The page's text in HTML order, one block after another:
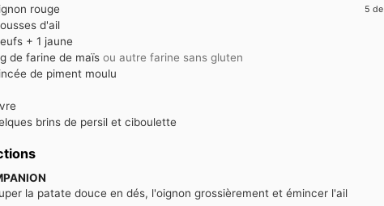
5 de
rouge
d'ail
+ 1 jaune
g de farine de maïs ou autre farine sans gluten
de piment moulu
brins de persil et ciboulette
la patate douce en dés, l'oignon grossièrement et émincer l'ail